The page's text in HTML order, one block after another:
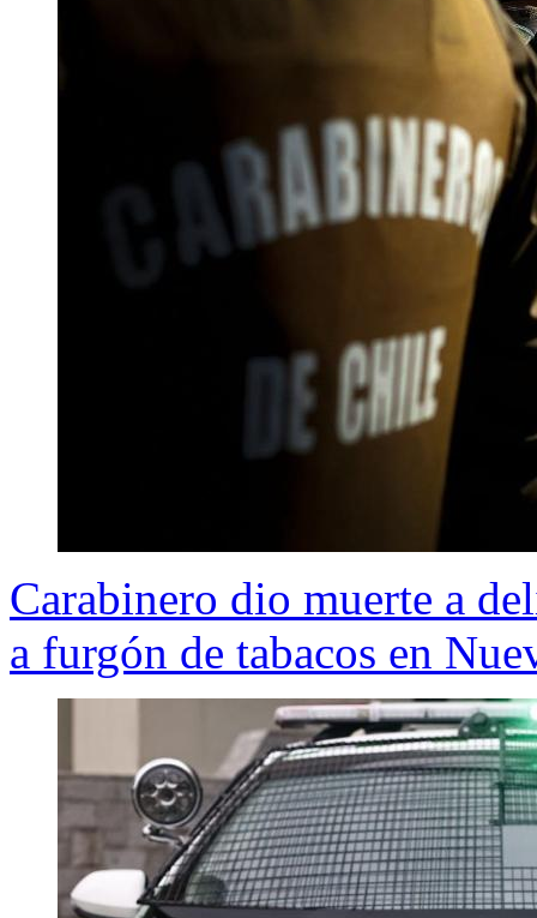
Carabinero dio muerte a
a furgón de tabacos en